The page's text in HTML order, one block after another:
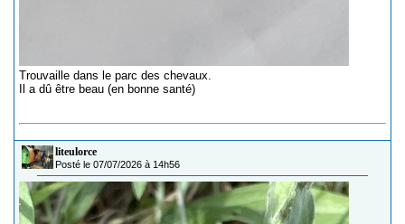
Trouvaille dans le parc des chevaux.
Il a dû être beau (en bonne santé)
liteulorce
Posté le 07/07/2026 à 14h56